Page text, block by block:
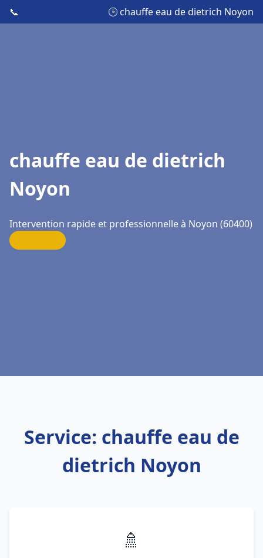
📞 🕒 chauffe eau de dietrich Noyon
chauffe eau de dietrich
Noyon
Intervention rapide et professionnelle à Noyon (60400)
Service: chauffe eau de
dietrich Noyon
🚿